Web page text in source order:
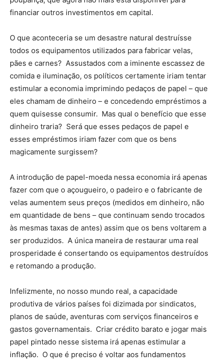
financiar outros investimentos em capital.
O que aconteceria se um desastre natural destruísse
todos os equipamentos utilizados para fabricar velas,
pães e carnes? Assustados com a iminente escassez de
comida e iluminação, os políticos certamente iriam tentar
estimular a economia imprimindo pedaços de papel – que
eles chamam de dinheiro – e concedendo empréstimos a
quem quisesse consumir. Mas qual o benefício que esse
dinheiro traria? Será que esses pedaços de papel e
esses empréstimos iriam fazer com que os bens
magicamente surgissem?
A introdução de papel-moeda nessa economia irá apenas
fazer com que o açougueiro, o padeiro e o fabricante de
velas aumentem seus preços (medidos em dinheiro, não
em quantidade de bens – que continuam sendo trocados
às mesmas taxas de antes) assim que os bens voltarem a
ser produzidos. A única maneira de restaurar uma real
prosperidade é consertando os equipamentos destruídos
e retomando a produção.
Infelizmente, no nosso mundo real, a capacidade
produtiva de vários países foi dizimada por sindicatos,
planos de saúde, aventuras com serviços financeiros e
gastos governamentais. Criar crédito barato e jogar mais
papel pintado nesse sistema irá apenas estimular a
inflação. O que é preciso é voltar aos fundamentos